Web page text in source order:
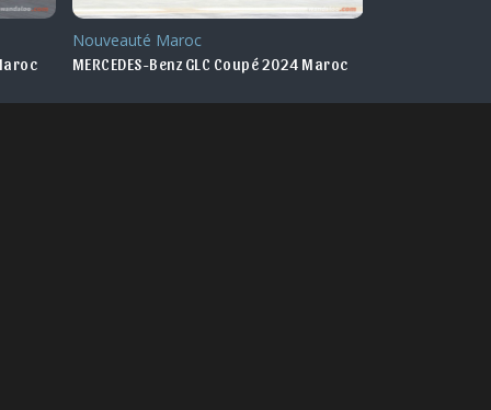
Nouveauté Maroc
MERCEDES-Benz GLC Coupé 2024 Maroc